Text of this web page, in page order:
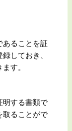
あることを証
しておき、
す。
明する書類で
取ることがで